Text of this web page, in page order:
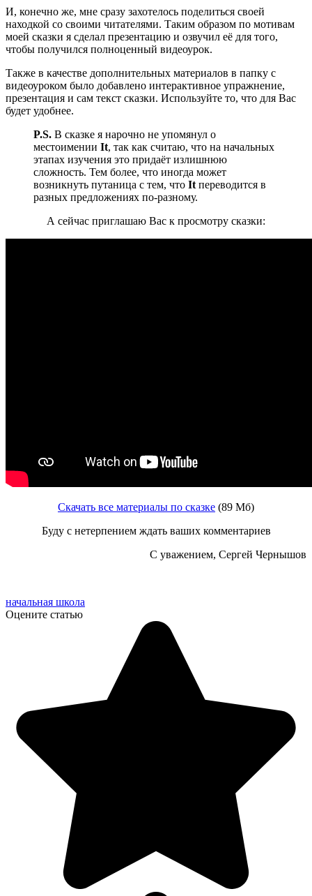
И, конечно же, мне сразу захотелось поделиться своей
находкой со своими читателями. Таким образом по мотивам
моей сказки я сделал презентацию и озвучил её для того,
чтобы получился полноценный видеоурок.
Также в качестве дополнительных материалов в папку с
видеоуроком было добавлено интерактивное упражнение,
презентация и сам текст сказки. Используйте то, что для Вас
будет удобнее.
P.S. В сказке я нарочно не упомянул о
местоимении It, так как считаю, что на начальных
этапах изучения это придаёт излишнюю
сложность. Тем более, что иногда может
возникнуть путаница с тем, что It переводится в
разных предложениях по-разному.
А сейчас приглашаю Вас к просмотру сказки:
Скачать все материалы по сказке (89 Мб)
Буду с нетерпением ждать ваших комментариев
С уважением, Сергей Чернышов
начальная школа
Оцените статью